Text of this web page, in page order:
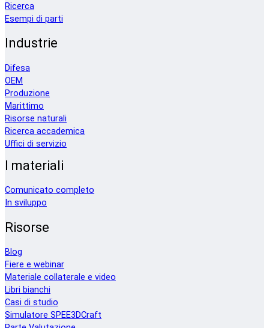
Ricerca
Esempi di parti
Industrie
Difesa
OEM
Produzione
Marittimo
Risorse naturali
Ricerca accademica
Uffici di servizio
I materiali
Comunicato completo
In sviluppo
Risorse
Blog
Fiere e webinar
Materiale collaterale e video
Libri bianchi
Casi di studio
Simulatore SPEE3DCraft